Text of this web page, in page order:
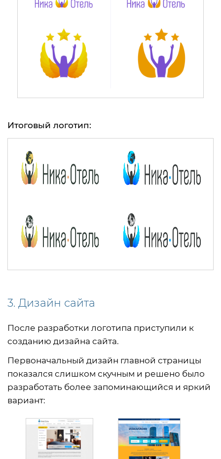
Итоговый логотип:
3. Дизайн сайта
После разработки логотипа приступили к
созданию дизайна сайта.
Первоначальный дизайн главной страницы
показался слишком скучным и решено было
разработать более запоминающийся и яркий
вариант: